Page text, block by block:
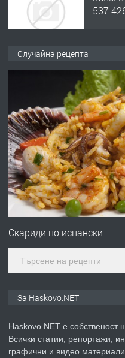
ПРЕДЛАГА Под
ПРЕДЛАГА
Нов
Случайна рецепта
Скариди по испански
За Haskovo.NET
Haskovo.NET е
Всички статии, репортажи,
графични и видео